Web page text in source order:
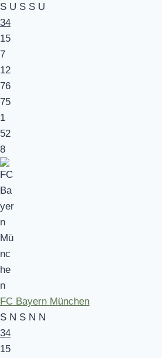
S U S S U
34
15
7
12
76
75
1
52
8
FC Bayern München
S N S N N
34
15